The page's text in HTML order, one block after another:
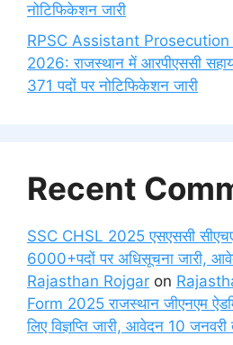
नोटिफिकेशन जारी
RPSC Assistant
2026: राजस्थान में आरपीएससी
371 पदों पर नोटिफिकेशन जारी
Recent
SSC CHSL 2025 एसएससी
6000+पदों पर अधिसूचना जारी,
Rajasthan Rojgar on
Form 2025 राजस्थान जीएनएम
लिए विज्ञप्ति जारी, आवेदन 10